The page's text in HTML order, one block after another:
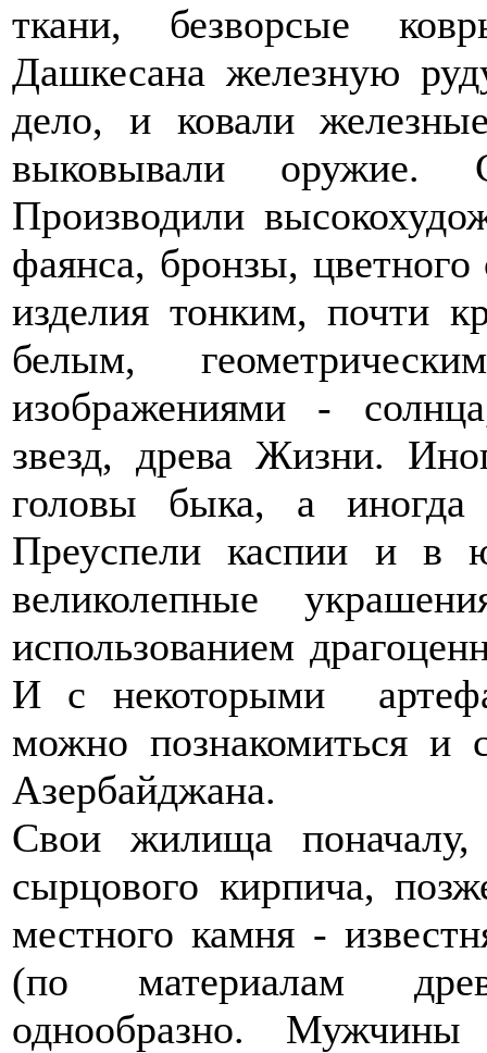
ткани, безворсые
Дашкесана железную
дело, и ковали
выковывали
Производили
фаянса, бронзы,
изделия тонким, почти
белым,
изображениями -
звезд, древа Жизни.
головы быка, а иногда
Преуспели каспии и в
великолепные
использованием
И с некоторыми
можно познакомиться и
Азербайджана.
Свои жилища
сырцового кирпича,
местного камня -
(по материалам
однообразно. Мужчины